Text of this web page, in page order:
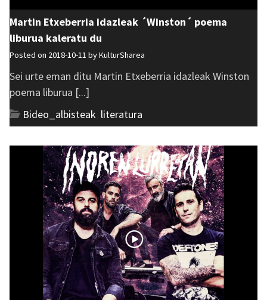
Martin Etxeberria idazleak ´Winston´ poema
liburua kaleratu du
Posted on 2018-10-11 byKulturSharea
Sei urte eman ditu Martin Etxeberria idazleak Winston
poema liburua [...]
Bideo_albisteak literatura